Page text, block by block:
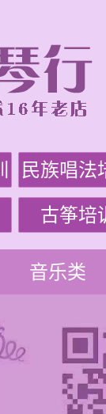
民族唱法
古筝培
音乐类